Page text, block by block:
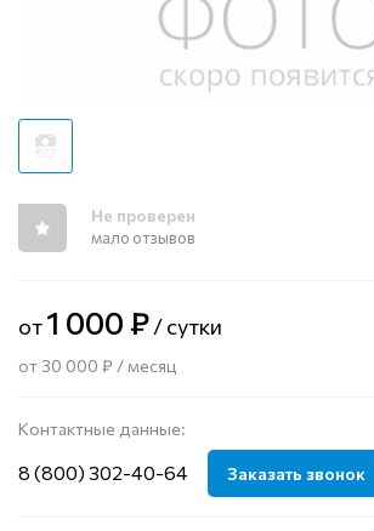
Не проверен
мало отзывов
от1 000 ₽/ сутки
от 30 000 ₽ / месяц
Контактные данные:
8 (800) 302-40-64 Заказать звонок